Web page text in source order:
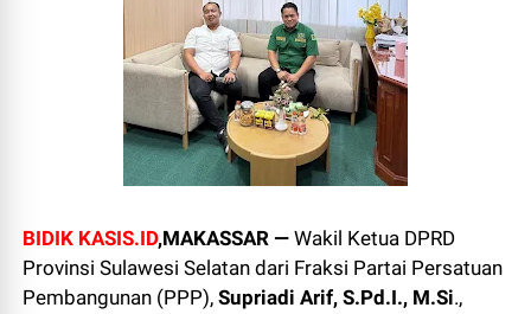
BIDIK KASIS.ID,MAKASSAR —Wakil Ketua DPRD
Provinsi Sulawesi Selatan dari Fraksi Partai Persatuan
Pembangunan (PPP),Supriadi Arif, S.Pd.I., M.Si.,